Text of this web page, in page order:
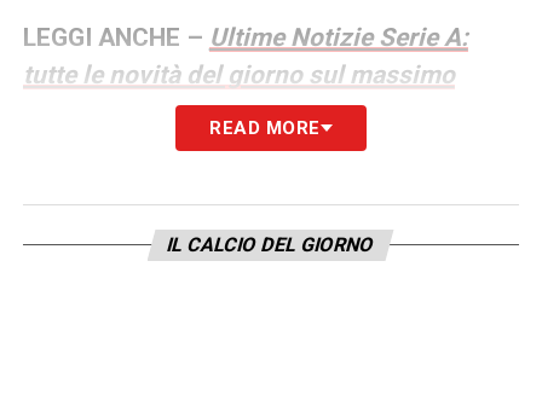
LEGGI ANCHE – Ultime Notizie Serie A:
tutte le novità del giorno sul massimo
campionato italiano
READ MORE
IL CALCIO DEL GIORNO